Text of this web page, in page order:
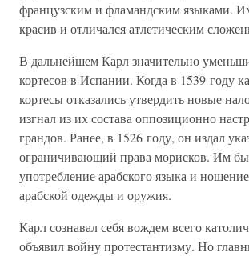
французским и фламандским языками.
красив и отличался атлетическим
В дальнейшем Карл значительно
кортесов в Испании. Когда в 1539 году
кортесы отказались утвердить новые
изгнал из их состава оппозиционно
грандов. Ранее, в 1526 году, он издал
ограничивающий права морисков. Им
употребление арабского языка и
арабской одежды и оружия.
Карл сознавал себя вождем всего
объявил войну протестантизму. Но